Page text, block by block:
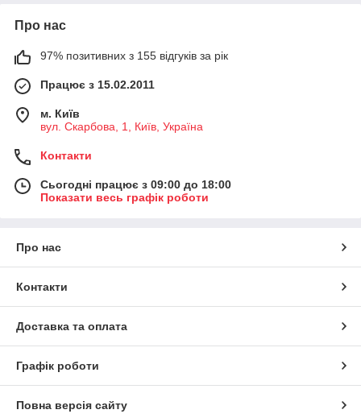
Про нас
97% позитивних з 155 відгуків за рік
Працює з 15.02.2011
м. Київ
вул. Скарбова, 1, Київ, Україна
Контакти
Сьогодні працює з 09:00 до 18:00
Показати весь графік роботи
Про нас
Контакти
Доставка та оплата
Графік роботи
Повна версія сайту